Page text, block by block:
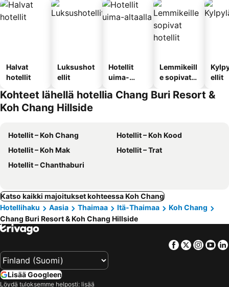
Halvat
hotellit
Luksushot
ellit
Hotellit
uima-
Lemmikeill
e sopivat
ellit
Kohteet lähellä hotellia Chang Buri Resort &
Koh Chang Hillside
Hotellit – Koh Chang
Hotellit – Koh Kood
Hotellit – Koh Mak
Hotellit – Trat
Hotellit – Chanthaburi
Katso kaikki majoitukset kohteessa Koh Chang
Hotellihaku
Aasia Thaimaa Itä-Thaimaa
Koh Chang
Chang Buri Resort & Koh Chang Hillside
Facebook
Twitter
Lisää Googleen
Löydä tuloksemme helposti: lisää